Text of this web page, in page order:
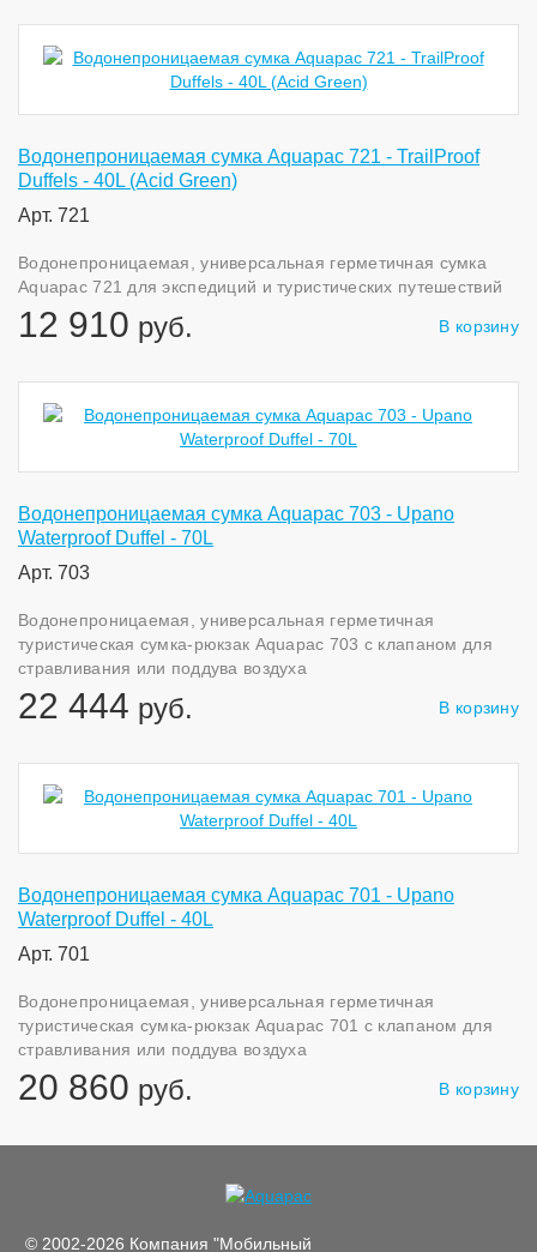
Водонепроницаемая сумка Aquapac 721 - TrailProof
Duffels - 40L (Acid Green)
Арт. 721
Водонепроницаемая, универсальная герметичная сумка
Aquapac 721 для экспедиций и туристических путешествий
12 910 руб. В корзину
Водонепроницаемая сумка Aquapac 703 - Upano
Waterproof Duffel - 70L
Арт. 703
Водонепроницаемая, универсальная герметичная
туристическая сумка-рюкзак Aquapac 703 с клапаном для
стравливания или поддува воздуха
22 444 руб. В корзину
Водонепроницаемая сумка Aquapac 701 - Upano
Waterproof Duffel - 40L
Арт. 701
Водонепроницаемая, универсальная герметичная
туристическая сумка-рюкзак Aquapac 701 с клапаном для
стравливания или поддува воздуха
20 860 руб. В корзину
© 2002-2026 Компания "Мобильный